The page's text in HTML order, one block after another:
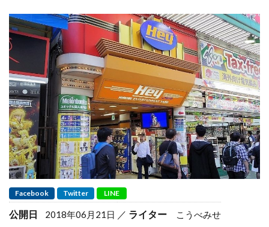
Facebook Twitter LINE
公開日 2018年06月21日 ライター こうべみせ